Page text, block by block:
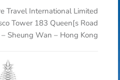
Travel International Limited
Tower 183 Queen[s Road
– Sheung Wan – Hong Kong